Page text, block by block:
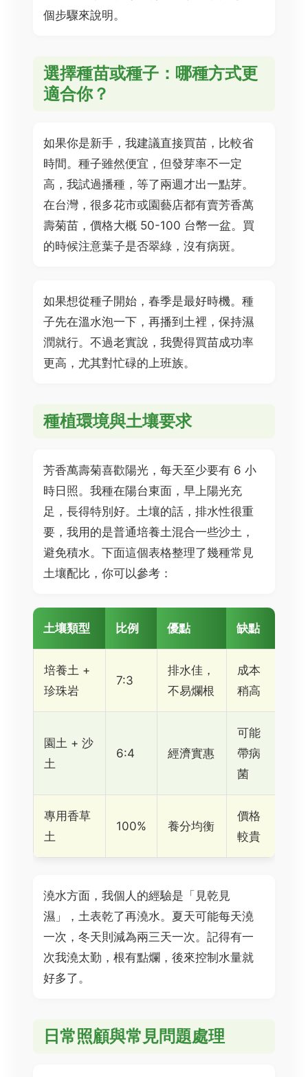
個步驟來說明。
選擇種苗或種子：哪種方式更
適合你？
如果你是新手，我建議直接買苗，比較省
時間。種子雖然便宜，但發芽率不一定
高，我試過播種，等了兩週才出一點芽。
在台灣，很多花市或園藝店都有賣芳香萬
壽菊苗，價格大概 50-100 台幣一盆。買
的時候注意葉子是否翠綠，沒有病斑。
如果想從種子開始，春季是最好時機。種
子先在溫水泡一下，再播到土裡，保持濕
潤就行。不過老實說，我覺得買苗成功率
更高，尤其對忙碌的上班族。
種植環境與土壤要求
芳香萬壽菊喜歡陽光，每天至少要有 6 小
時日照。我種在陽台東面，早上陽光充
足，長得特別好。土壤的話，排水性很重
要，我用的是普通培養土混合一些沙土，
避免積水。下面這個表格整理了幾種常見
土壤配比，你可以參考：
土壤類型 比例 優點 缺點
培養土 +
珍珠岩
7:3
排水佳，
不易爛根
成本
稍高
園土 + 沙
土
6:4 經濟實惠
可能
帶病
菌
專用香草
土
100% 養分均衡
價格
較貴
澆水方面，我個人的經驗是「見乾見
濕」，土表乾了再澆水。夏天可能每天澆
一次，冬天則減為兩三天一次。記得有一
次我澆太勤，根有點爛，後來控制水量就
好多了。
日常照顧與常見問題處理